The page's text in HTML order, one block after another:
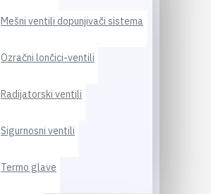
Mešni ventili dopunjivači sistema
Ozračni lončici-ventili
Radijatorski ventili
Sigurnosni ventili
Termo glave